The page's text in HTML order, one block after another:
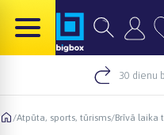
30 dienu
/Atpūta, sports, tūrisms/Brīvā laika